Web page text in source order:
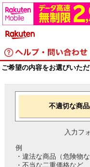
ご希望の内容をお選びいた
不適切な商
入力フ
例
・違法な商品（危険物な
・不当な二重価格など